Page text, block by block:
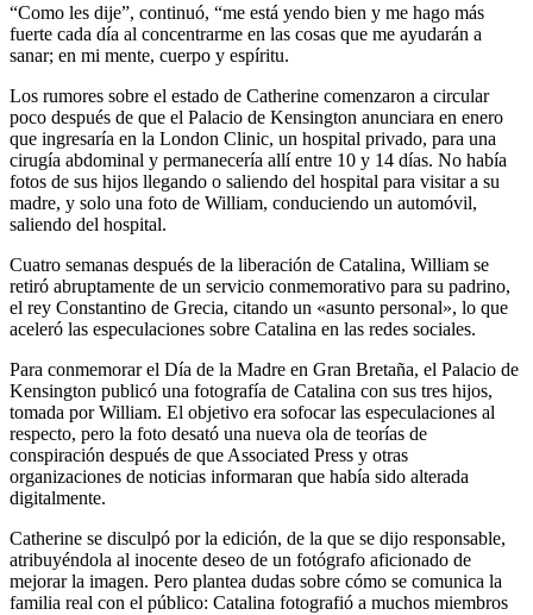
“Como les dije”, continuó, “me está yendo bien y me hago más
fuerte cada día al concentrarme en las cosas que me ayudarán a
sanar; en mi mente, cuerpo y espíritu.
Los rumores sobre el estado de Catherine comenzaron a circular
poco después de que el Palacio de Kensington anunciara en enero
que ingresaría en la London Clinic, un hospital privado, para una
cirugía abdominal y permanecería allí entre 10 y 14 días. No había
fotos de sus hijos llegando o saliendo del hospital para visitar a su
madre, y solo una foto de William, conduciendo un automóvil,
saliendo del hospital.
Cuatro semanas después de la liberación de Catalina, William se
retiró abruptamente de un servicio conmemorativo para su padrino,
el rey Constantino de Grecia, citando un «asunto personal», lo que
aceleró las especulaciones sobre Catalina en las redes sociales.
Para conmemorar el Día de la Madre en Gran Bretaña, el Palacio de
Kensington publicó una fotografía de Catalina con sus tres hijos,
tomada por William. El objetivo era sofocar las especulaciones al
respecto, pero la foto desató una nueva ola de teorías de
conspiración después de que Associated Press y otras
organizaciones de noticias informaran que había sido alterada
digitalmente.
Catherine se disculpó por la edición, de la que se dijo responsable,
atribuyéndola al inocente deseo de un fotógrafo aficionado de
mejorar la imagen. Pero plantea dudas sobre cómo se comunica la
familia real con el público: Catalina fotografió a muchos miembros